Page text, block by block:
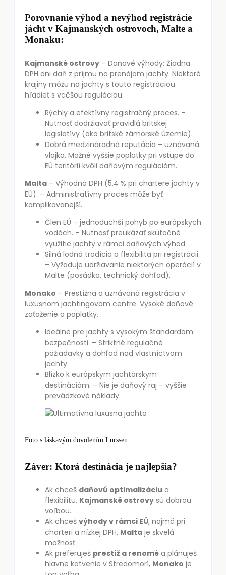
Porovnanie výhod a nevýhod registrácie
jácht v Kajmanských ostrovoch, Malte a
Monaku:
Kajmanské ostrovy – Daňové výhody: Žiadna
DPH ani daň z príjmu na prenájom jachty. Niektoré
krajiny môžu na jachty s touto registráciou
hľadieť s väčšou reguláciou.
Rýchly a efektívny registračný proces. –
Nutnosť dodržiavať pravidlá britskej
legislatívy (ako britské zámorské územie).
Dobrá medzinárodná reputácia – uznávaná
vlajka. Možné vyššie poplatky pri vstupe do
EÚ teritórií kvôli daňovým reguláciám.
Malta – Výhodná DPH (5,4 % pri chartere jachty v
EÚ). – Administratívny proces môže byť
komplikovanejší.
Člen EÚ – jednoduchší pohyb po európskych
vodách. – Nutnosť preukázať skutočné
využitie jachty v rámci daňových výhod.
Silná lodná tradícia a flexibilita pri registrácii.
– Vyžaduje udržiavanie niektorých operácií v
Malte (posádka, technický dohľad).
Monako – Prestížna a uznávaná registrácia v
luxusnom jachtingovom centre. Vysoké daňové
zaťaženie a poplatky.
Ideálne pre jachty s vysokým štandardom
bezpečnosti. – Striktné regulačné
požiadavky a dohľad nad vlastníctvom
jachty.
Blízko k európskym jachtárskym
destináciám. – Nie je daňový raj – vyššie
prevádzkové náklady.
Foto s láskavým dovolením Lurssen
Záver: Ktorá destinácia je najlepšia?
Ak chceš daňovú optimalizáciu a
flexibilitu, Kajmanské ostrovy sú dobrou
voľbou.
Ak chceš výhody v rámci EÚ, najmä pri
charteri a nízkej DPH, Malta je skvelá
možnosť.
Ak preferuješ prestíž a renomé a plánuješ
hlavne kotvenie v Stredomorí, Monako je